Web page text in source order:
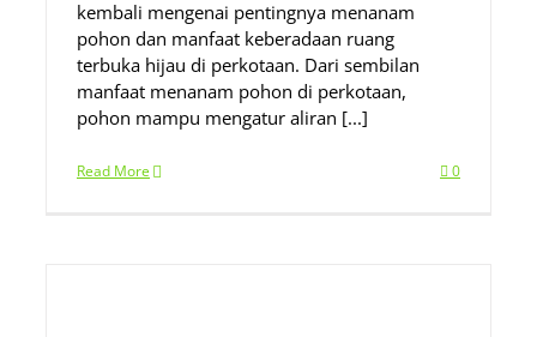
kembali mengenai pentingnya menanam
pohon dan manfaat keberadaan ruang
terbuka hijau di perkotaan. Dari sembilan
manfaat menanam pohon di perkotaan,
pohon mampu mengatur aliran [...]
Read More 0